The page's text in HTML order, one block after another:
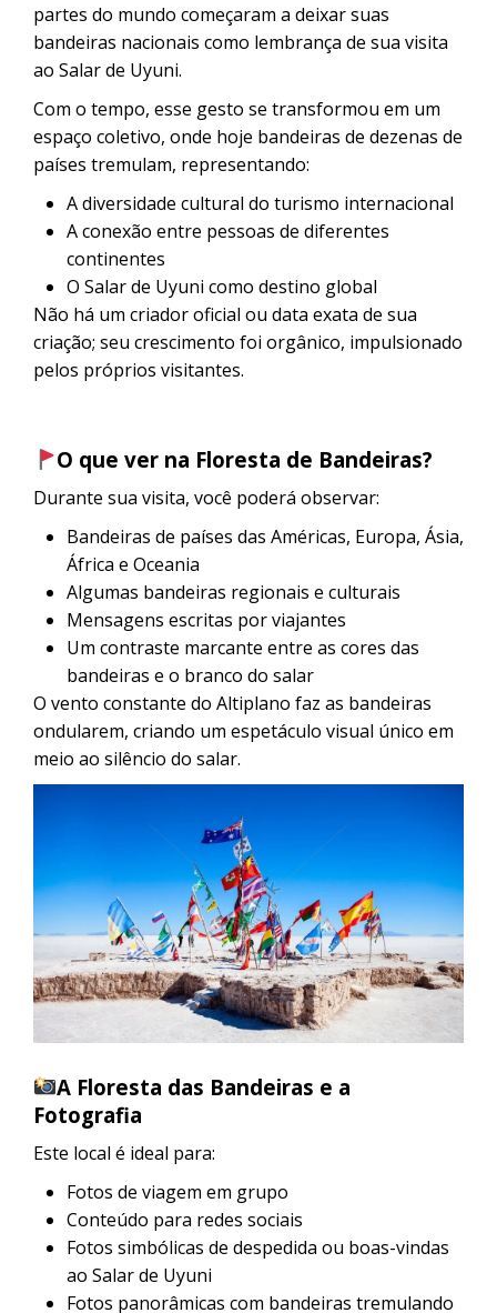
partes do mundo começaram a deixar suas
bandeiras nacionais como lembrança de sua visita
ao Salar de Uyuni.
Com o tempo, esse gesto se transformou em um
espaço coletivo, onde hoje bandeiras de dezenas de
países tremulam, representando:
A diversidade cultural do turismo internacional
A conexão entre pessoas de diferentes
continentes
O Salar de Uyuni como destino global
Não há um criador oficial ou data exata de sua
criação; seu crescimento foi orgânico, impulsionado
pelos próprios visitantes.
O que ver na Floresta de Bandeiras?
Durante sua visita, você poderá observar:
Bandeiras de países das Américas, Europa, Ásia,
África e Oceania
Algumas bandeiras regionais e culturais
Mensagens escritas por viajantes
Um contraste marcante entre as cores das
bandeiras e o branco do salar
O vento constante do Altiplano faz as bandeiras
ondularem, criando um espetáculo visual único em
meio ao silêncio do salar.
A Floresta das Bandeiras e a
Fotografia
Este local é ideal para:
Fotos de viagem em grupo
Conteúdo para redes sociais
Fotos simbólicas de despedida ou boas-vindas
ao Salar de Uyuni
Fotos panorâmicas com bandeiras tremulando